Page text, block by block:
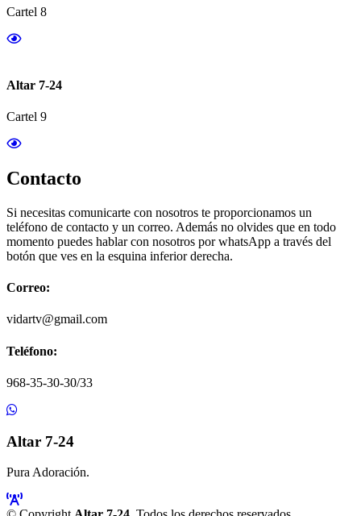
Cartel 8
Altar 7-24
Cartel 9
Contacto
Si necesitas comunicarte con nosotros te proporcionamos un
teléfono de contacto y un correo. Además no olvides que en todo
momento puedes hablar con nosotros por whatsApp a través del
botón que ves en la esquina inferior derecha.
Correo:
vidartv@gmail.com
Teléfono:
968-35-30-30/33
Altar 7-24
Pura Adoración.